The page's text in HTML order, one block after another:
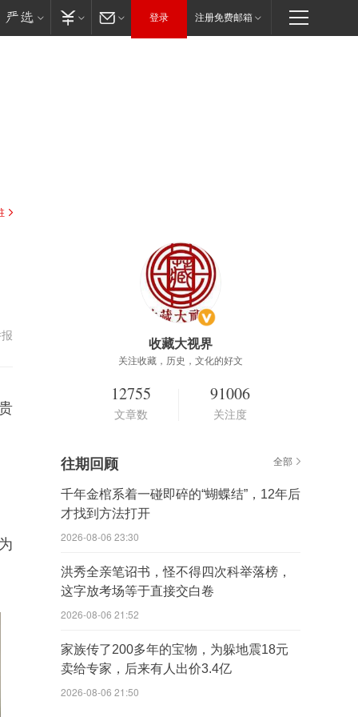
登录 注册免费邮箱
收藏大视界
关注收藏，历史，文化的好文
12755
文章数
91006
关注度
往期回顾 全部
千年金棺系着一碰即碎的“蝴蝶结”，12年后
才找到方法打开
2026-08-06 23:30
洪秀全亲笔诏书，怪不得四次科举落榜，
这字放考场等于直接交白卷
2026-08-06 21:52
家族传了200多年的宝物，为躲地震18元
卖给专家，后来有人出价3.4亿
2026-08-06 21:50